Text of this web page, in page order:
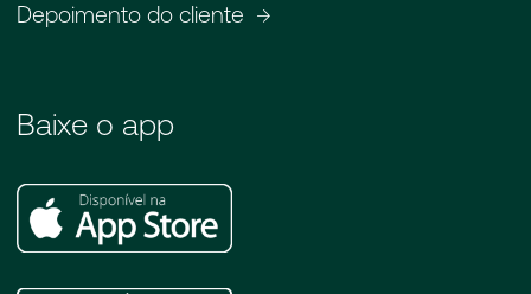
Depoimento do cliente
Baixe o app
Apple